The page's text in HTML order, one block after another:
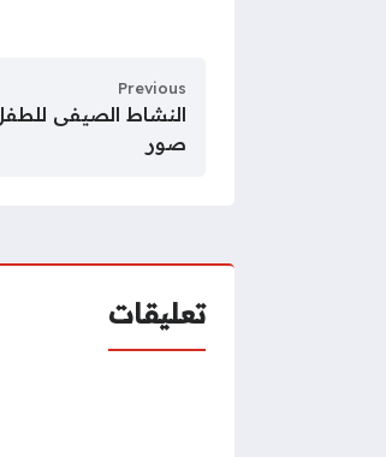
Previous
صور
تعليقات